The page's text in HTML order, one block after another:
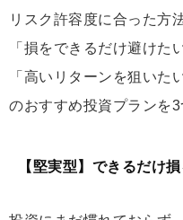
リスク許容度に合った方
「損をできるだけ避けた
「高いリターンを狙いた
のおすすめ投資プランを3
【堅実型】できるだけ